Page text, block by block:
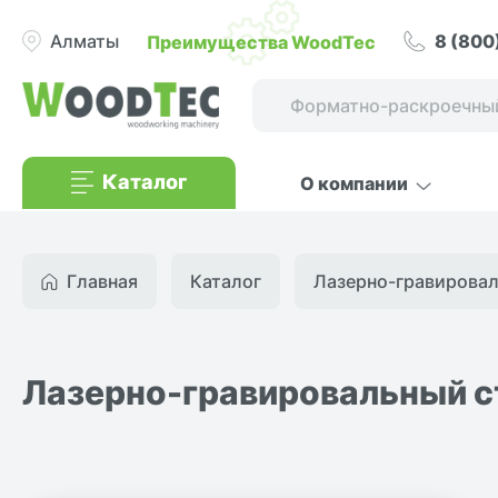
Алматы Преимущества WoodTec 8
Каталог О компании
Главная Каталог Лазерно-
Лазерно-гравировальный